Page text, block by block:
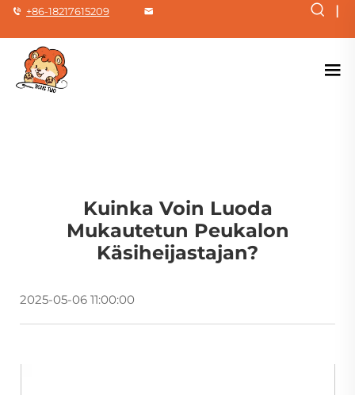
+86-18217615209 |
Kuinka Voin Luoda
Mukautetun Peukalon
Käsiheijastajan?
2025-05-06 11:00:00